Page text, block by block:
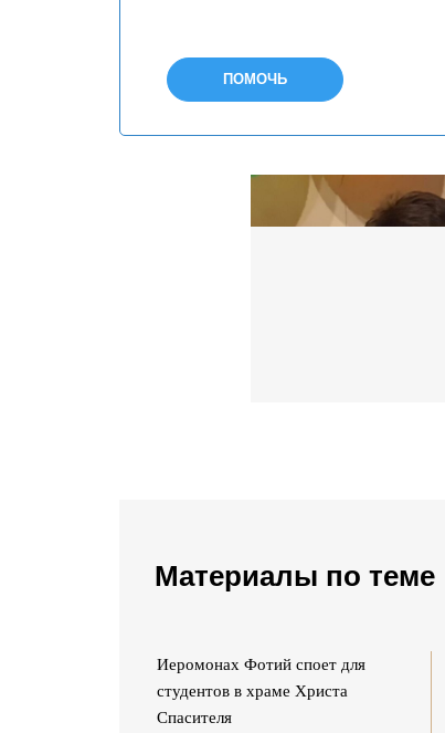
ПОМОЧЬ
Материалы по теме
Иеромонах Фотий споет для
студентов в храме Христа
Спасителя